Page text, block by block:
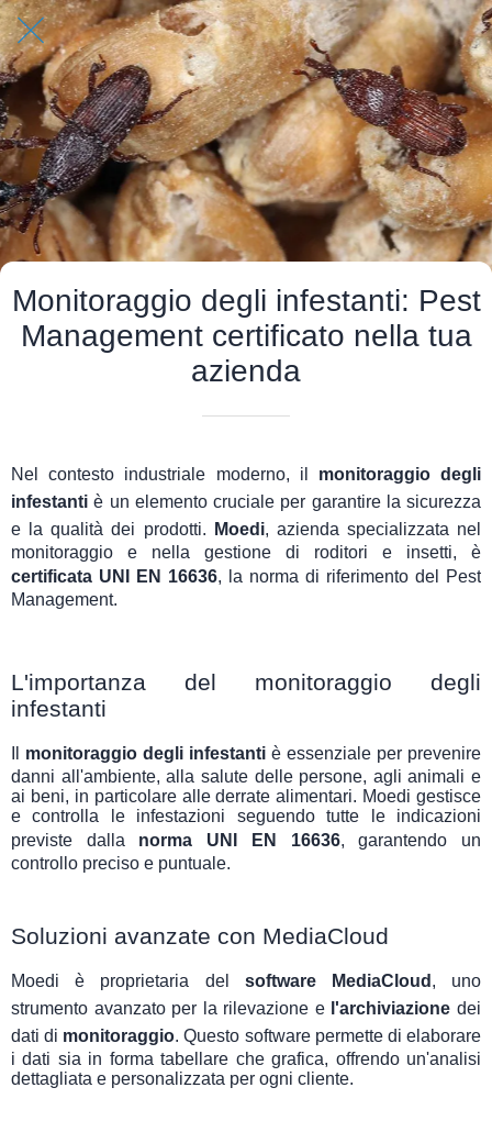
Monitoraggio degli infestanti: Pest
Management certificato nella tua
azienda
Nel contesto industriale moderno, il monitoraggio degli
infestantiè un elemento cruciale per garantire la sicurezza
e la qualità dei prodotti.
Moedi, azienda specializzata nel
monitoraggio e nella gestione di roditori e insetti, è
certificata UNI EN 16636, la norma di riferimento del Pest
Management.
L'importanza del monitoraggio degli
infestanti
monitoraggio degli infestanti è essenziale per prevenire
danni all'ambiente, alla salute delle persone, agli animali e
ai beni, in particolare alle derrate alimentari. Moedi gestisce
e controlla le infestazioni seguendo tutte le indicazioni
previste dalla norma UNI EN 16636, garantendo un
controllo preciso e puntuale.
Soluzioni avanzate con MediaCloud
Moedi è proprietaria del software MediaCloud , uno
strumento avanzato per la rilevazione e l'archiviazionedei
dati di monitoraggio. Questo software permette di elaborare
i dati sia in forma tabellare che grafica, offrendo un'analisi
dettagliata e personalizzata per ogni cliente.